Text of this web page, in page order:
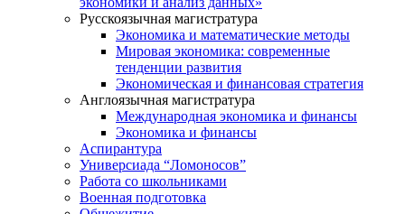
Русскоязычная магистратура
Экономика и математические методы
Мировая экономика: современные
тенденции развития
Экономическая и финансовая стратегия
Англоязычная магистратура
Международная экономика и финансы
Экономика и финансы
Аспирантура
Универсиада “Ломоносов”
Работа со школьниками
Военная подготовка